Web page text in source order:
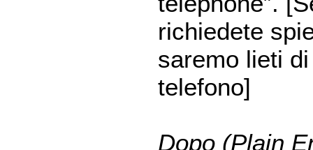
richiedete
saremo lieti
telefono]
Dopo (Plain